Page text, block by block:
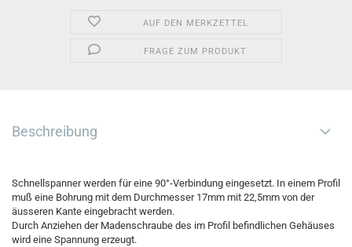
AUF DEN MERKZETTEL
FRAGE ZUM PRODUKT
Beschreibung
Schnellspanner werden für eine 90°-Verbindung eingesetzt. In einem Profil
muß eine Bohrung mit dem Durchmesser 17mm mit 22,5mm von der
äusseren Kante eingebracht werden.
Durch Anziehen der Madenschraube des im Profil befindlichen Gehäuses
wird eine Spannung erzeugt.